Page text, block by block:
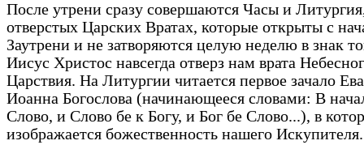
После утрени сразу совершаются Часы и
отверстых Царских Вратах, которые открыты с
Заутрени и не затворяются целую неделю в знак
Иисус Христос навсегда отверз нам врата
Царствия. На Литургии читается первое зачало
Иоанна Богослова (начинающееся словами: В
Слово, и Слово бе к Богу, и Бог бе Слово...), в
изображается божественность нашего